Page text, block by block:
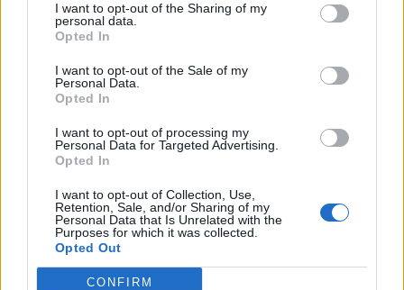
I want to opt-out of the Sharing of my
personal data.
Opted In
I want to opt-out of the Sale of my
Personal Data.
Opted In
I want to opt-out of processing my
Personal Data for Targeted Advertising.
Opted In
I want to opt-out of Collection, Use,
Retention, Sale, and/or Sharing of my
Personal Data that Is Unrelated with the
Purposes for which it was collected.
Opted Out
CONFIRM
del 24 de agosto al 28 de agosto de
2026